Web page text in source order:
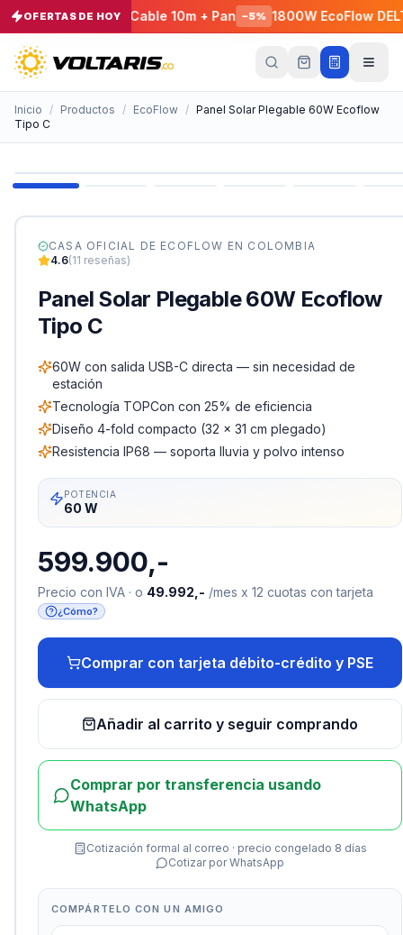
OFERTAS DE HOY
E980 + Cable 10m + Pan −5% 1800W EcoFlow DELTA 3
Inicio / Productos / EcoFlow / Panel Solar Plegable 60W Ecoflow
Tipo C
CASA OFICIAL DE ECOFLOW EN COLOMBIA
4.6(11 reseñas)
Panel Solar Plegable 60W Ecoflow
Tipo C
60W con salida USB-C directa — sin necesidad de
estación
Tecnología TOPCon con 25% de eficiencia
Diseño 4-fold compacto (32 x 31 cm plegado)
Resistencia IP68 — soporta lluvia y polvo intenso
POTENCIA
60 W
599.900,-
Precio con IVA · o 49.992,- /mes x 12 cuotas con tarjeta
¿Cómo?
Comprar con tarjeta débito-crédito y PSE
Añadir al carrito y seguir comprando
Comprar por transferencia usando
WhatsApp
Cotización formal al correo · precio congelado 8 días
Cotizar por WhatsApp
COMPÁRTELO CON UN AMIGO
Tu
Vacío
Tu
está
Agrega
y
págalos
productos